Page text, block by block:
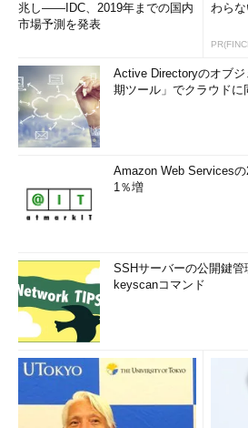
xfsdump -f /backup/sda1.dump -L
"backup01" /dev/sda1
（同様に、2種類のラベルを指定する）
xfsdump - /dev/sda1 > /backup/
（/dev/sda1をダンプして/backup/
力へ出力するためラベルを使用しない
xfsdump - /dev/sda1 | gzip > /
て/backup/sda1.dump.gzに保存、標
ベルを使用しない）（画面2）
兆し――IDC、2019年までの国内
市場予測を発表
わら
Active Directoryのオブ
期ツール」でクラウドに
Amazon Web Services
1％増
SSHサーバーの公開鍵
keyscanコマンド